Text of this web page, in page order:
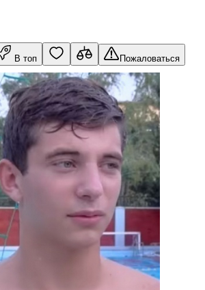
В топ Пожаловаться